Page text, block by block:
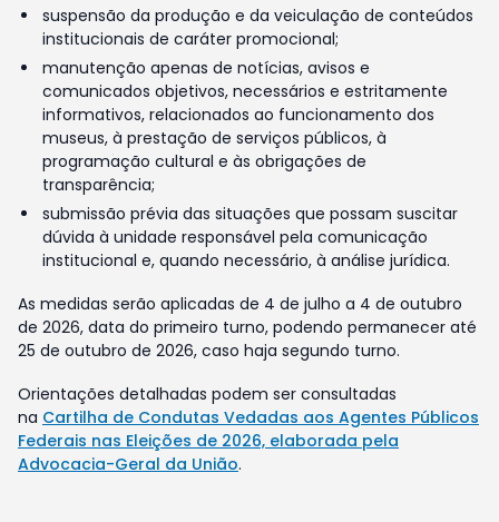
suspensão da produção e da veiculação de conteúdos
institucionais de caráter promocional;
manutenção apenas de notícias, avisos e
comunicados objetivos, necessários e estritamente
informativos, relacionados ao funcionamento dos
museus, à prestação de serviços públicos, à
programação cultural e às obrigações de
transparência;
submissão prévia das situações que possam suscitar
dúvida à unidade responsável pela comunicação
institucional e, quando necessário, à análise jurídica.
As medidas serão aplicadas de 4 de julho a 4 de outubro
de 2026, data do primeiro turno, podendo permanecer até
25 de outubro de 2026, caso haja segundo turno.
Orientações detalhadas podem ser consultadas
na Cartilha de Condutas Vedadas aos Agentes Públicos
Federais nas Eleições de 2026, elaborada pela
Advocacia-Geral da União.